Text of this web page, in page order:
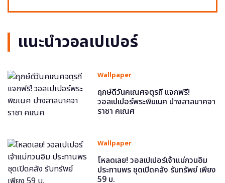
แนะนำวอลเปเปอร์
Wallpaper
ฤกษ์ดีวันคเณศจตุรถี แจกฟรี!
วอลเปเปอร์พระพิฆเนศ ปางลาลบาคจา
ราชา คเณศ
Wallpaper
โหลดเลย! วอลเปเปอร์เจ้าแม่กวนอิม
ประทานพร ชุดเปิดคลัง รับทรัพย์ เพียง
59 บ.